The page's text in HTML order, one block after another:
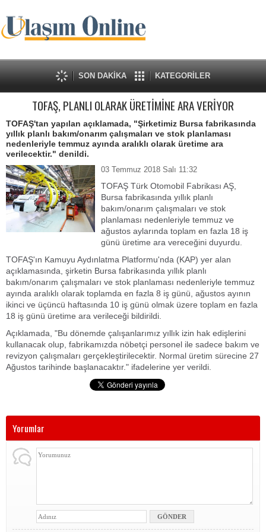
SON DAKİKA KATEGORİLER
TOFAŞ, PLANLI OLARAK ÜRETİMİNE ARA VERİYOR
TOFAŞ'tan yapılan açıklamada, "Şirketimiz Bursa fabrikasında
yıllık planlı bakım/onarım çalışmaları ve stok planlaması
nedenleriyle temmuz ayında aralıklı olarak üretime ara
verilecektir." denildi.
03 Temmuz 2018 Salı 11:32
TOFAŞ Türk Otomobil Fabrikası AŞ,
Bursa fabrikasında yıllık planlı
bakım/onarım çalışmaları ve stok
planlaması nedenleriyle temmuz ve
ağustos aylarında toplam en fazla 18 iş
günü üretime ara vereceğini duyurdu.
TOFAŞ'ın Kamuyu Aydınlatma Platformu'nda (KAP) yer alan
açıklamasında, şirketin Bursa fabrikasında yıllık planlı
bakım/onarım çalışmaları ve stok planlaması nedenleriyle temmuz
ayında aralıklı olarak toplamda en fazla 8 iş günü, ağustos ayının
ikinci ve üçüncü haftasında 10 iş günü olmak üzere toplam en fazla
18 iş günü üretime ara verileceği bildirildi.
Açıklamada, "Bu dönemde çalışanlarımız yıllık izin hak edişlerini
kullanacak olup, fabrikamızda nöbetçi personel ile sadece bakım ve
revizyon çalışmaları gerçekleştirilecektir. Normal üretim sürecine 27
Ağustos tarihinde başlanacaktır." ifadelerine yer verildi.
Yorumlar